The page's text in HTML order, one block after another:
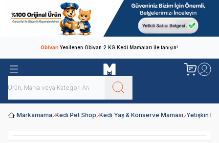
ObivanYenilenen Obivan 2 KG Kedi Mamaları ile tanışın!
Markamama Kedi Pet Shop Kedi Yaş & Konserve Maması Yetişkin